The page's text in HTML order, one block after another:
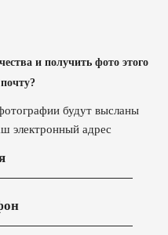
и получить фото этого
будут высланы
электронный адрес